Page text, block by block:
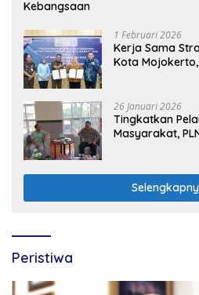
Kebangsaan
1 Februari 2026
Kerja Sama
Kota Mojokerto,
26 Januari 2026
Tingkatkan
Masyarakat,
Peristiwa